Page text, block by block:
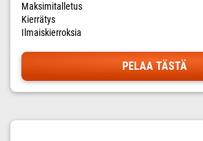
Maksimitalletus
Kierrätys
Ilmaiskierroksia
PELAA TÄSTÄ